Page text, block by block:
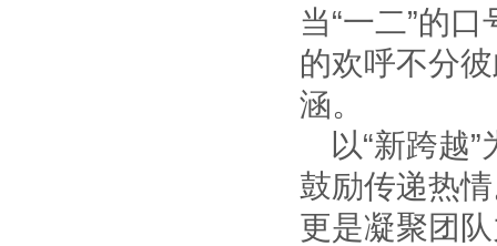
当“一二”的
的欢呼不分
涵。
以“新跨越
鼓励传递热
更是凝聚团